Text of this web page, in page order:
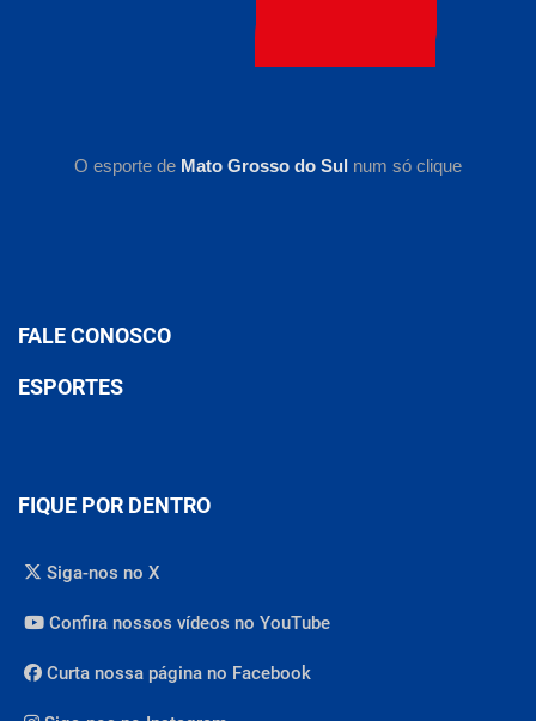
O esporte de Mato Grosso do Sul num só clique
FALE CONOSCO
ESPORTES
FIQUE POR DENTRO
Siga-nos no X
Confira nossos vídeos no YouTube
Curta nossa página no Facebook